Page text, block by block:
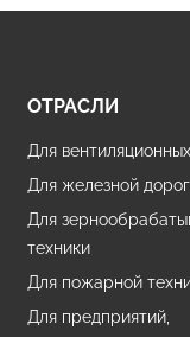
ОТРАСЛИ
Для
Для железной
Для
техники
Для пожарной
Для предприятий,